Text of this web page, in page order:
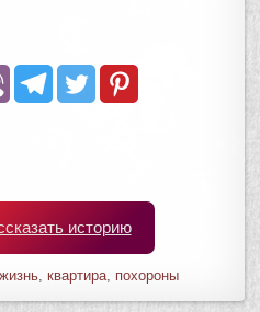
историю
,квартира похороны